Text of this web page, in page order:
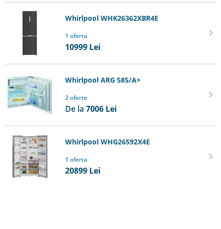
Whirlpool WHK26362XBR4E
1 oferta
10999 Lei
Whirlpool ARG 585/A+
2 oferte
De la 7006 Lei
Whirlpool WHG26592X4E
1 oferta
20899 Lei